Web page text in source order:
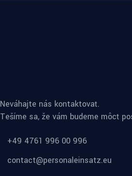
Neváhajte nás kontaktovať.
Tešíme sa, že vám budeme môcť
+49 4761 996 00 996
contact@personaleinsatz.eu